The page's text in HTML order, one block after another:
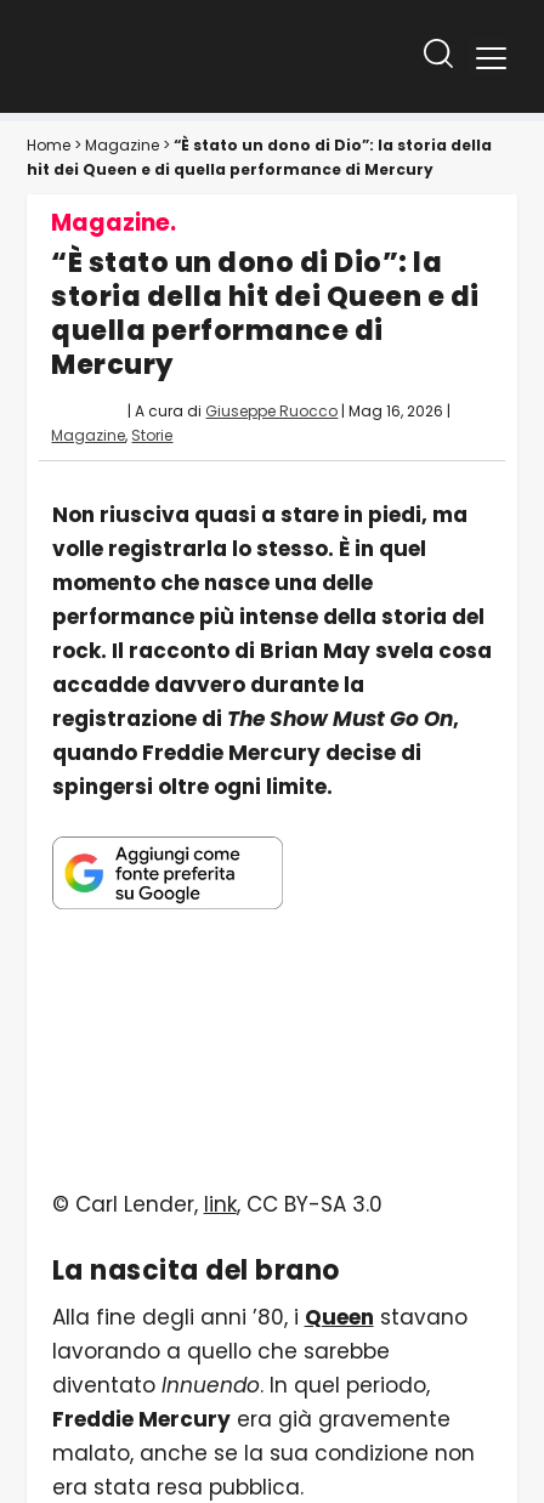
Home >Magazine >“È stato un dono di Dio”: la storia della
hit dei Queen e di quella performance di Mercury
Magazine.
“È stato un dono di Dio”: la
storia della hit dei Queen e di
quella performance di
Mercury
| A cura di Giuseppe Ruocco |Mag 16, 2026 |
Magazine, Storie
Non riusciva quasi a stare in piedi, ma
volle registrarla lo stesso. È in quel
momento che nasce una delle
performance più intense della storia del
rock. Il racconto di Brian May svela cosa
accadde davvero durante la
registrazione di The Show Must Go On,
quando Freddie Mercury decise di
spingersi oltre ogni limite.
© Carl Lender, link, CC BY-SA 3.0
La nascita del brano
Alla fine degli anni ’80, i Queen stavano
lavorando a quello che sarebbe
diventato Innuendo. In quel periodo,
Freddie Mercuryera già gravemente
malato, anche se la sua condizione non
era stata resa pubblica.